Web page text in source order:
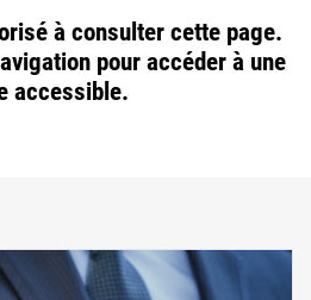
à consulter cette page.
pour accéder à une
accessible.